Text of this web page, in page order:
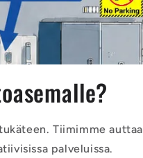
Tiimimme auttaa
palveluissa.